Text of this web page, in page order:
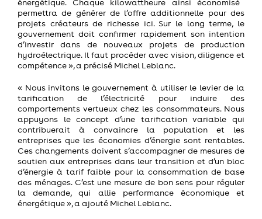
énergétique. Chaque kilowattheure ainsi économisé
permettra de générer de l’offre additionnelle pour des
projets créateurs de richesse ici. Sur le long terme, le
gouvernement doit confirmer rapidement son intention
d’investir dans de nouveaux projets deproduction
hydroélectrique. Il faut procéder avec vision, diligence et
compétence », a précisé Michel Leblanc.
« Nous invitons le gouvernement à utiliser le levier de la
tarification de l’électricité pour induire
des
comportements vertueux chez les consommateurs. Nous
appuyons le concept d’une tarificationvariable qui
contribuerait à convaincre la population et les
entreprises que les économies d’énergie sont rentables.
Ces changements doivent s’accompagner de mesures de
soutien aux entreprises dans leur transition et d’un bloc
d’énergie à tarif faible pour la consommation de base
des ménages. C’est une mesure de bon sens pour réguler
la demande,qui allie performance économique et
énergétique », a ajouté Michel Leblanc.